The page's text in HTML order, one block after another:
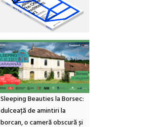
Sleeping Beauties la Borsec:
dulceață de amintiri la
borcan, o cameră obscură și